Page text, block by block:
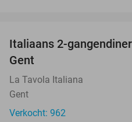
Italiaans 2-
Gent
La Tavola Italiana
Gent
Verkocht: 962